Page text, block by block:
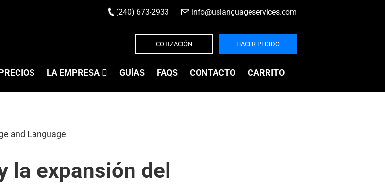
(240) 673-2933 info@uslanguageservices.com
COTIZACIÓN HACER PEDIDO
LA EMPRESA GUÍAS FAQS CONTACTO CARRITO
la expansión del